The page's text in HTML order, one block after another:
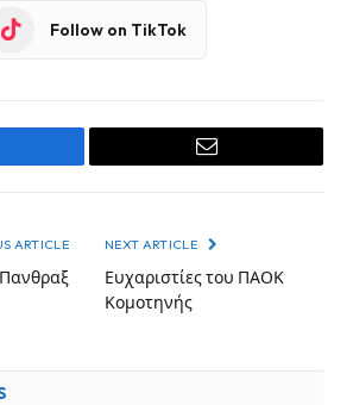
Follow on TikTok
Email
ARTICLE NEXT ARTICLE
Ευχαριστίες του ΠΑΟΚ
Κομοτηνής